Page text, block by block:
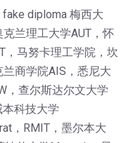
diploma 梅西大
兰理工大学AUT，怀
，马努卡理工学院，坎
商学院AIS，悉尼大
，查尔斯达尔文大学
科技大学
，RMIT，墨尔本大